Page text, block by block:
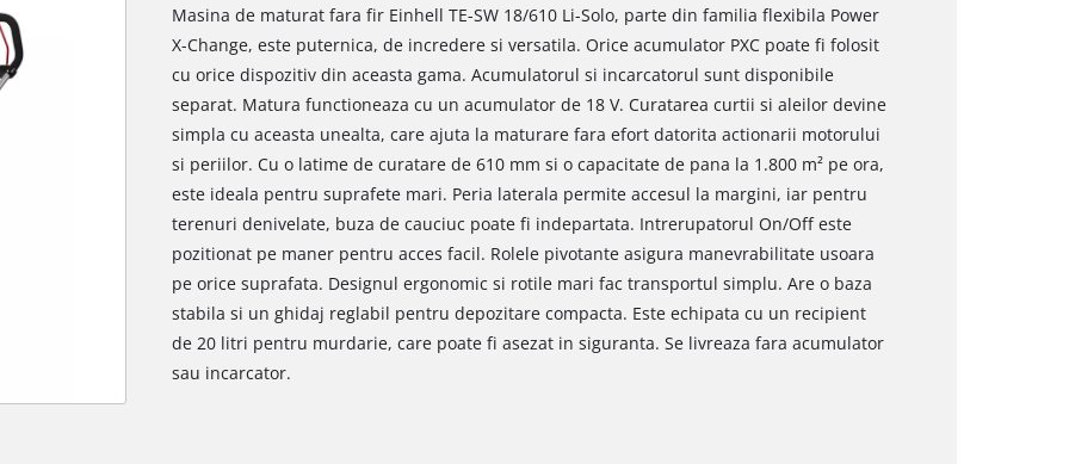
Masina de maturat fara fir Einhell TE-SW 18/610 Li-Solo, parte din familia flexibila Power
X-Change, este puternica, de incredere si versatila. Orice acumulator PXC poate fi folosit
cu orice dispozitiv din aceasta gama. Acumulatorul si incarcatorul sunt disponibile
separat. Matura functioneaza cu un acumulator de 18 V. Curatarea curtii si aleilor devine
simpla cu aceasta unealta, care ajuta la maturare fara efort datorita actionarii motorului
si periilor. Cu o latime de curatare de 610 mm si o capacitate de pana la 1.800 m² pe ora,
este ideala pentru suprafete mari. Peria laterala permite accesul la margini, iar pentru
terenuri denivelate, buza de cauciuc poate fi indepartata. Intrerupatorul On/Off este
pozitionat pe maner pentru acces facil. Rolele pivotante asigura manevrabilitate usoara
pe orice suprafata. Designul ergonomic si rotile mari fac transportul simplu. Are o baza
stabila si un ghidaj reglabil pentru depozitare compacta. Este echipata cu un recipient
de 20 litri pentru murdarie, care poate fi asezat in siguranta. Se livreaza fara acumulator
sau incarcator.